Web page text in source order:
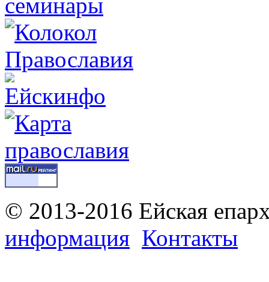
© 2013-2016 Ейская
информация Контакты